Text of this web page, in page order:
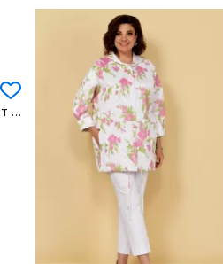
Демисезонный белый жакет с прорезными карманами